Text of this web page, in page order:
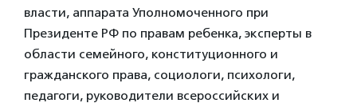
власти, аппарата Уполномоченного при
Президенте РФ по правам ребенка, эксперты в
области семейного, конституционного и
гражданского права, социологи, психологи,
педагоги, руководители всероссийских и